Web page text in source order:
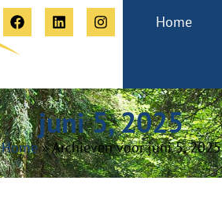
Home
juni 5, 2025
Home»Archieven voor juni 5, 2025